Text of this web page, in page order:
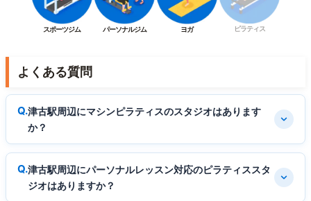
スポーツジム パーソナルジム ヨガ ピラティス
よくある質問
津古駅周辺にマシンピラティスのスタジオはあります
か？
津古駅周辺にパーソナルレッスン対応のピラティススタ
ジオはありますか？